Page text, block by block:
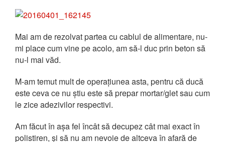
Mai am de rezolvat partea cu cablul de alimentare, nu-
mi place cum vine pe acolo, am să-l duc prin beton să
nu-l mai văd.
M-am temut mult de operațiunea asta, pentru că ducă
este ceva ce nu știu este să prepar mortar/glet sau cum
le zice adezivilor respectivi.
Am făcut în așa fel încât să decupez cât mai exact în
polistiren, și să nu am nevoie de altceva în afară de